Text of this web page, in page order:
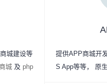
城建设等
城 及 php
提供APP商城开
S App等等， 原